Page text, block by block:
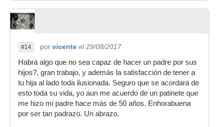
#14 por vicente el 29/08/2017
Habrá algo que no sea capaz de hacer un padre por sus
hijos?, gran trabajo, y además la satisfacción de tener a
tu hija al lado toda ilusionada. Seguro que se acordará de
esto toda su vida, yo aun me acuerdo de un patinete que
me hizo mi padre hace más de 50 años. Enhorabuena
por ser tan padrazo. Un abrazo.